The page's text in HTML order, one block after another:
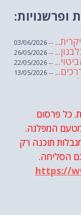
ופרשנויות:
-- 03/06/2026
-- 26/05/2026
-- 22/05/2026
-- 13/05/2026
חוק...-- 19/04/2026
הת...
הת... -- 10/04/2026
-- 06/04/2026
-- 29/03/2026
ת... -- 27/03/2026
ת...-- 20/03/2026
כל פרסום
המפלגה.
תוכנה רק
הסליחה.
https://